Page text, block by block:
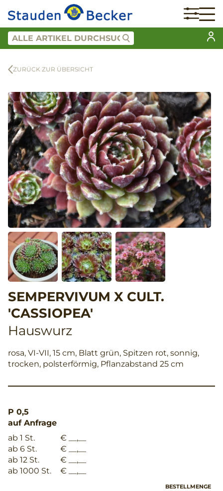
ZURÜCK ZUR ÜBERSICHT
SEMPERVIVUM X CULT.
'CASSIOPEA'
Hauswurz
rosa, VI-VII, 15 cm, Blatt grün, Spitzen rot, sonnig,
trocken, polsterförmig, Pflanzabstand 25 cm
P 0,5
auf Anfrage
ab 1 St.
€ __,__
ab 6 St.
€ __,__
ab 12 St.
€ __,__
ab 1000 St.
€ __,__
BESTELLMENGE